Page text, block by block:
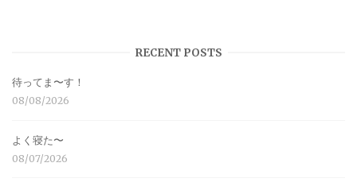
RECENT POSTS
待ってま〜す！
08/08/2026
よく寝た〜
08/07/2026